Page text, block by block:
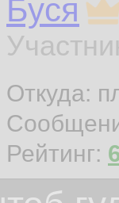
Буся
Откуда:
Рейтинг: